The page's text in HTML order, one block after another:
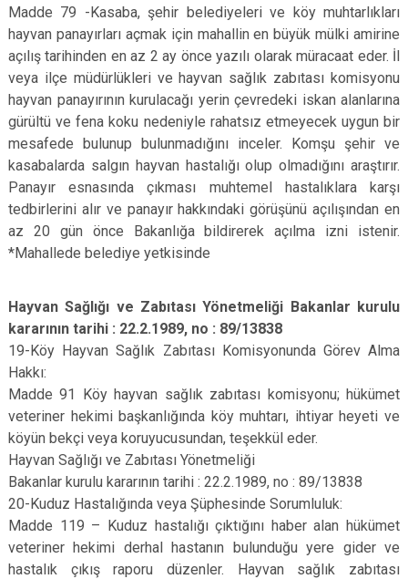
Madde 79 -Kasaba, şehir belediyeleri ve köy muhtarlıkları
hayvan panayırları açmak için mahallin en büyük mülki amirine
açılış tarihinden en az 2 ay önce yazılı olarak müracaat eder. İl
veya ilçe müdürlükleri ve hayvan sağlık zabıtası komisyonu
hayvan panayırının kurulacağı yerin çevredeki iskan alanlarına
gürültü ve fena koku nedeniyle rahatsız etmeyecek uygun bir
mesafede bulunup bulunmadığını inceler. Komşu şehir ve
kasabalarda salgın hayvan hastalığı olup olmadığını araştırır.
Panayır esnasında çıkması muhtemel hastalıklara karşı
tedbirlerini alır ve panayır hakkındaki görüşünü açılışından en
az 20 gün önce Bakanlığa bildirerek açılma izni istenir.
*Mahallede belediye yetkisinde
Hayvan Sağlığı ve Zabıtası Yönetmeliği Bakanlar kurulu
kararının tarihi : 22.2.1989, no : 89/13838
19-Köy Hayvan Sağlık Zabıtası Komisyonunda Görev Alma
Hakkı:
Madde 91 Köy hayvan sağlık zabıtası komisyonu; hükümet
veteriner hekimi başkanlığında köy muhtarı, ihtiyar heyeti ve
köyün bekçi veya koruyucusundan, teşekkül eder.
Hayvan Sağlığı ve Zabıtası Yönetmeliği
Bakanlar kurulu kararının tarihi : 22.2.1989, no : 89/13838
20-Kuduz Hastalığında veya Şüphesinde Sorumluluk:
Madde 119 – Kuduz hastalığı çıktığını haber alan hükümet
veteriner hekimi derhal hastanın bulunduğu yere gider ve
hastalık çıkış raporu düzenler. Hayvan sağlık zabıtası